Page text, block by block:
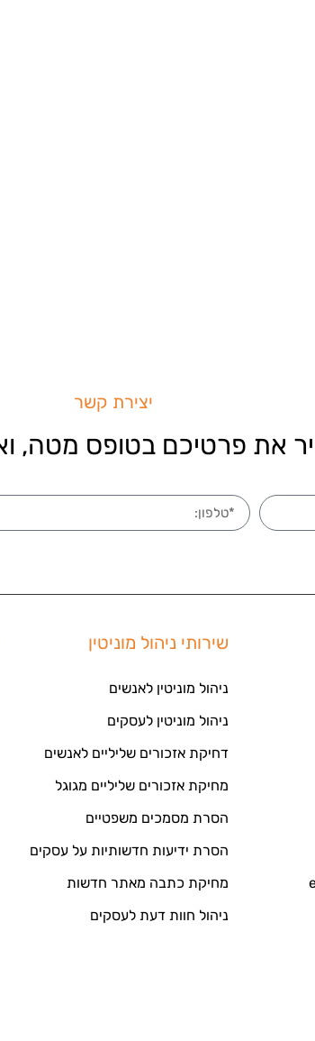
יצירת קשר
את פרטיכם בטופס מטה,
שירותי ניהול מוניטין
ניהול מוניטין לאנשים
ניהול מוניטין לעסקים
דחיקת אזכורים שליליים לאנשים
מחיקת אזכורים שליליים מגוגל
הסרת מסמכים משפטיים
הסרת ידיעות חדשותיות על עסקים
מחיקת כתבה מאתר חדשות
ניהול חוות דעת לעסקים